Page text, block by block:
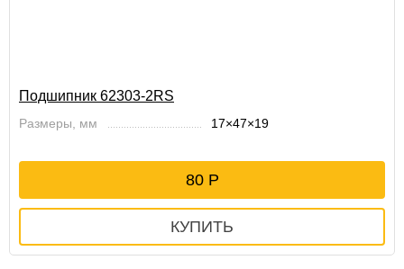
Подшипник 62303-2RS
Размеры, мм 17×47×19
80